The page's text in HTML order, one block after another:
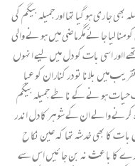
جا ری ہو گیا تھا اور جمیلہ بیگم کی
لیا جا ئے مگر ماضی میں ہو نے والی
ااور اسی بات کو دل میں لیے انہوں
میں بلانا تو در کناران کو عیا
حیات ہو نے کے نا طے جمیلہ بیگم
کرنے والے ان کے شوہر کا دل اندر
ت کا بھی خدشہ تھا کہ عین نکا ح
کا با عث نہ بن جا ئیں اس سے